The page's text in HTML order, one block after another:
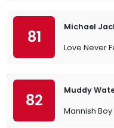
81
Michael
Love Never
82
Muddy
Mannish Boy